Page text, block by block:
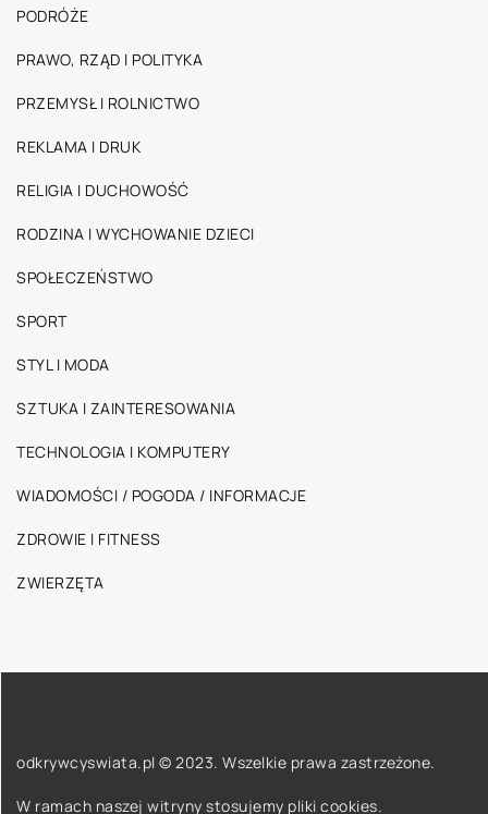
PODRÓŻE
PRAWO, RZĄD I POLITYKA
PRZEMYSŁ I ROLNICTWO
REKLAMA I DRUK
RELIGIA I DUCHOWOŚĆ
RODZINA I WYCHOWANIE DZIECI
SPOŁECZEŃSTWO
SPORT
STYL I MODA
SZTUKA I ZAINTERESOWANIA
TECHNOLOGIA I KOMPUTERY
WIADOMOŚCI / POGODA / INFORMACJE
ZDROWIE I FITNESS
ZWIERZĘTA
odkrywcyswiata.pl © 2023. Wszelkie prawa zastrzeżone.
W ramach naszej witryny stosujemy pliki cookies.